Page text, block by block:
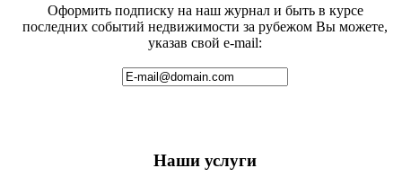
Оформить подписку на наш журнал и быть в курсе
последних событий недвижимости за рубежом Вы можете,
указав свой e-mail:
Наши услуги